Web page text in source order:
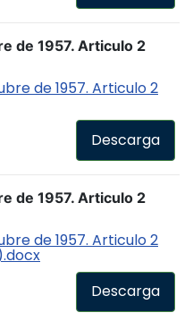
de 1957. Articulo 2
de 1957. Articulo 2
Descarga
de 1957. Articulo 2
de 1957. Articulo 2
Descarga